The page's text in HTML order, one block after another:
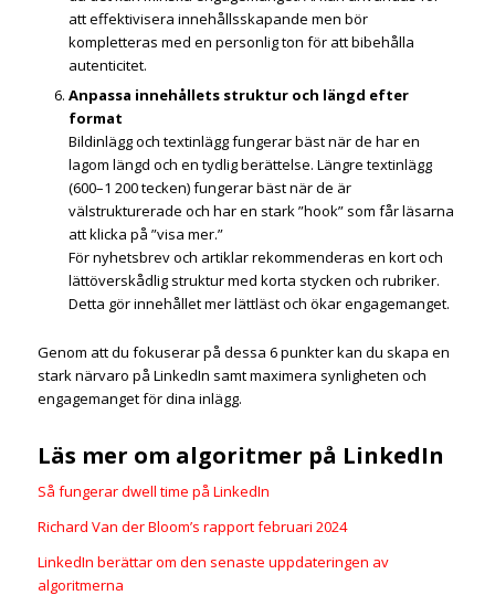
att effektivisera innehållsskapande men bör
kompletteras med en personlig ton för att bibehålla
autenticitet.
Anpassa innehållets struktur och längd efter
format
Bildinlägg och textinlägg fungerar bäst när de har en
lagom längd och en tydlig berättelse. Längre textinlägg
(600–1 200 tecken) fungerar bäst när de är
välstrukturerade och har en stark ”hook” som får läsarna
att klicka på ”visa mer.”
För nyhetsbrev och artiklar rekommenderas en kort och
lättöverskådlig struktur med korta stycken och rubriker.
Detta gör innehållet mer lättläst och ökar engagemanget.
Genom att du fokuserar på dessa 6 punkter kan du skapa en
stark närvaro på LinkedIn samt maximera synligheten och
engagemanget för dina inlägg.
Läs mer om algoritmer på LinkedIn
Så fungerar dwell time på LinkedIn
Richard Van der Bloom’s rapport februari 2024
LinkedIn berättar om den senaste uppdateringen av
algoritmerna